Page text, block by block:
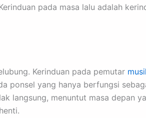
pada masa lalu adalah
Kerinduan pada pemutar
ponsel yang hanya berfungsi
langsung, menuntut masa depan